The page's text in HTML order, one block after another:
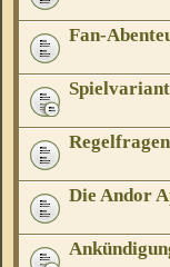
Fan-
Die Andor